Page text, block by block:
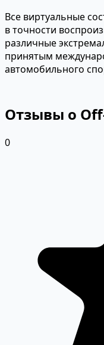
Все виртуальные
в точности
различные
принятым
автомобильного
Отзывы о
0